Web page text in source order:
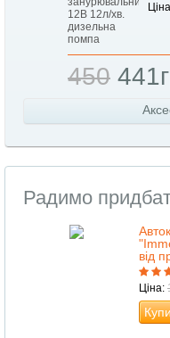
450
Радимо
від
Ціна: